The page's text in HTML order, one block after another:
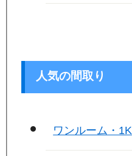
人気の間取り
ワンルーム・1K